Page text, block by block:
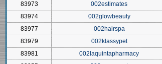
83973
002estimates
83974
002glowbeauty
83977
002hairspa
83979
002klassypet
83981
002laquintapharmacy